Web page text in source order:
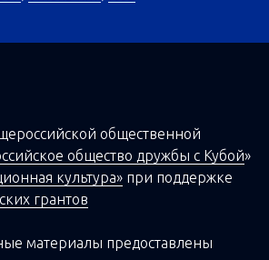
общественной
общество дружбы с Кубой»
культура» при поддержке
грантов
материалы предоставлены